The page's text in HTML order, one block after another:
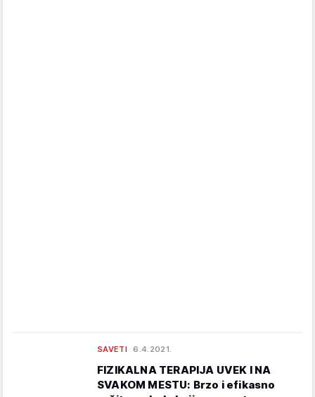
SAVETI 6.4.2021.
FIZIKALNA TERAPIJA UVEK I NA
SVAKOM MESTU: Brzo i efikasno